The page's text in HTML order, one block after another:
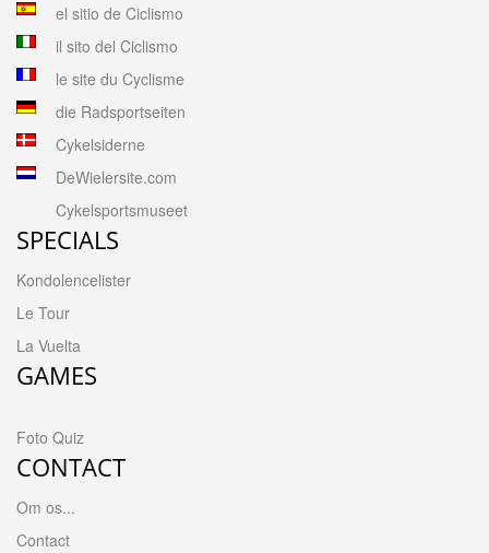
el sitio de Ciclismo
il sito del Ciclismo
le site du Cyclisme
die Radsportseiten
Cykelsiderne
DeWielersite.com
Cykelsportsmuseet
SPECIALS
Kondolencelister
Le Tour
La Vuelta
GAMES
Foto Quiz
CONTACT
Om os...
Contact